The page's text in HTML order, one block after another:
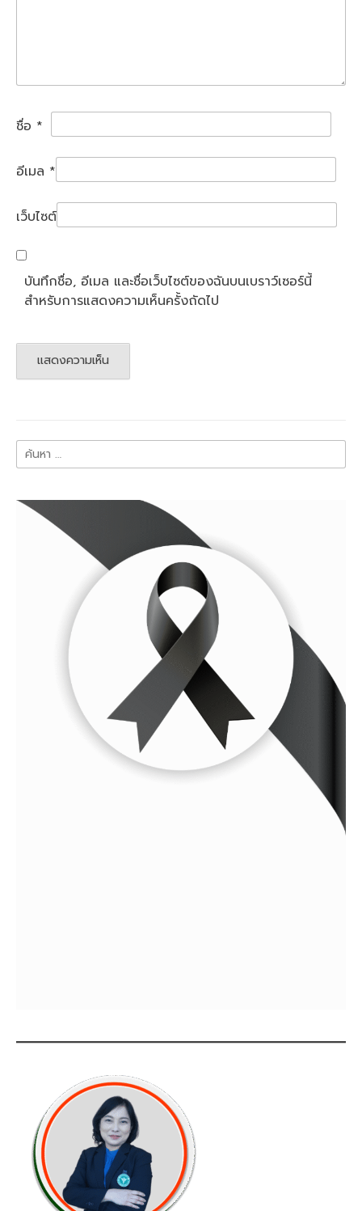
ชื่อ *
อีเมล *
เว็บไซต์
บันทึกชื่อ, อีเมล และชื่อเว็บไซต์ของฉันบนเบราว์เซอร์นี้
สำหรับการแสดงความเห็นครั้งถัดไป
ค้นหา
สำหรับ: